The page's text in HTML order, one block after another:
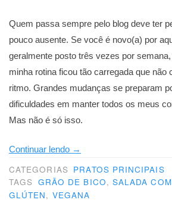
Quem passa sempre pelo blog deve ter
pouco ausente. Se você é novo(a) por
geralmente posto três vezes por
minha rotina ficou tão carregada que não
ritmo. Grandes mudanças se preparam
dificuldades em manter todos os meus
Mas não é só isso.
Continuar lendo “Salada
de
arroz
castanho
→
CATEGORIAS PRATOS PRINCIPAIS
TAGS GRÃO DE BICO, SALADA
GLÚTEN, VEGANA